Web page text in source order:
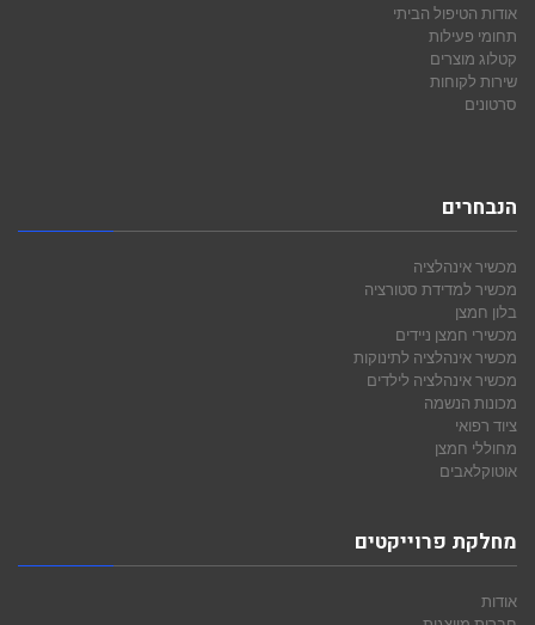
אודות הטיפול הביתי
תחומי פעילות
קטלוג מוצרים
שירות לקוחות
סרטונים
הנבחרים
מכשיר אינהלציה
מכשיר למדידת סטורציה
בלון חמצן
מכשירי חמצן ניידים
מכשיר אינהלציה לתינוקות
מכשיר אינהלציה לילדים
מכונות הנשמה
ציוד רפואי
מחוללי חמצן
אוטוקלאבים
מחלקת פרוייקטים
אודות